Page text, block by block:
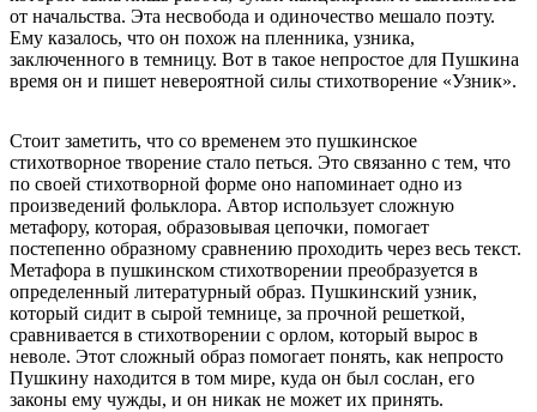
от начальства. Эта несвобода и одиночество мешало поэту.
Ему казалось, что он похож на пленника, узника,
заключенного в темницу. Вот в такое непростое для Пушкина
время он и пишет невероятной силы стихотворение «Узник».
Стоит заметить, что со временем это пушкинское
стихотворное творение стало петься. Это связанно с тем, что
по своей стихотворной форме оно напоминает одно из
произведений фольклора. Автор использует сложную
метафору, которая, образовывая цепочки, помогает
постепенно образному сравнению проходить через весь текст.
Метафора в пушкинском стихотворении преобразуется в
определенный литературный образ. Пушкинский узник,
который сидит в сырой темнице, за прочной решеткой,
сравнивается в стихотворении с орлом, который вырос в
неволе. Этот сложный образ помогает понять, как непросто
Пушкину находится в том мире, куда он был сослан, его
законы ему чужды, и он никак не может их принять.